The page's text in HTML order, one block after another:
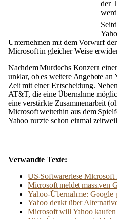
der
Unternehmen mit dem Vorwurf
Microsoft in gleicher Weise
Nachdem Murdochs Konzern
unklar, ob es weitere Angebote an
Zeit mit einer Entscheidung.
AT&T, die eine Übernahme
eine verstärkte Zusammenarbeit
Microsoft weiterhin aus dem
Yahoo nutzte schon einmal
Verwandte Texte:
US-Softwareriese
Microsoft meldet massiven
Yahoo-Übernahme: Google
Yahoo denkt über
Microsoft will Yahoo kaufen